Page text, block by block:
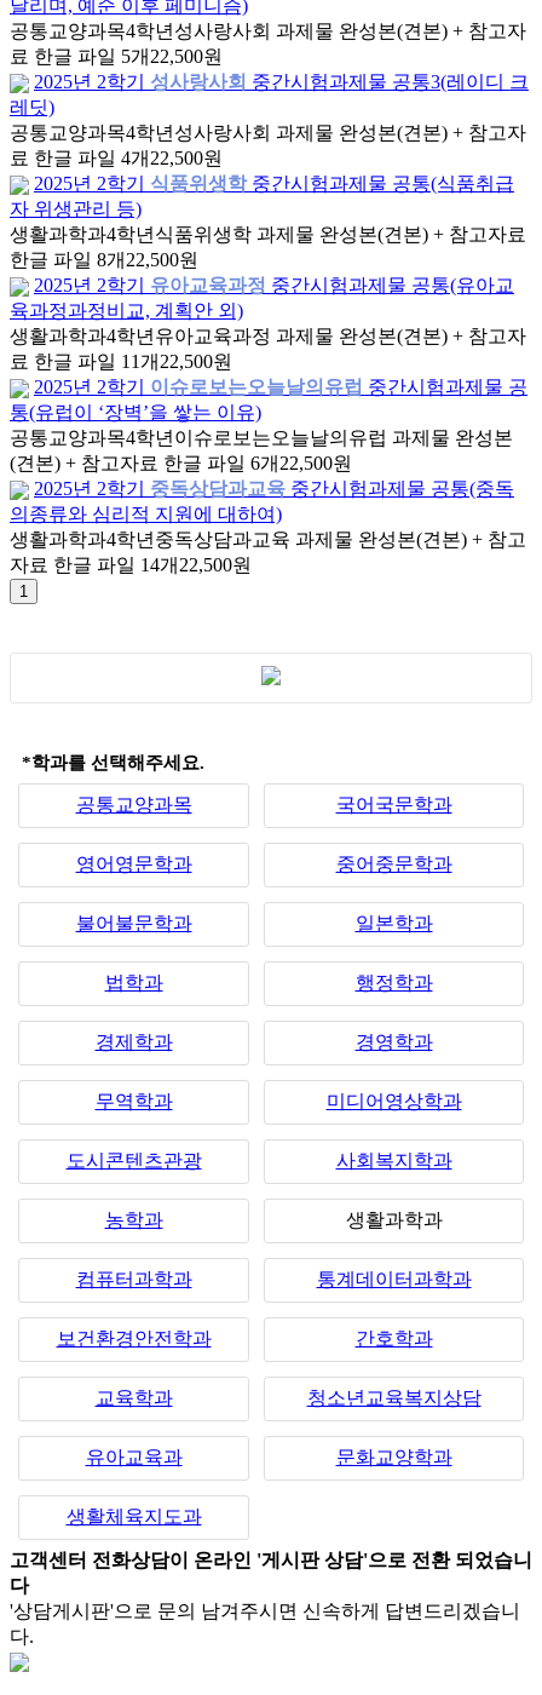
날리며, 예순 이후 페미니즘)
공통교양과목4학년 성사랑사회 과제물 완성본(견본) + 참고자
료 한글 파일 5개 22,500원
2025년 2학기
성사랑사회 중간시험과제물 공통3(레이디 크
레딧)
공통교양과목4학년 성사랑사회 과제물 완성본(견본) + 참고자
료 한글 파일 4개 22,500원
2025년 2학기
식품위생학 중간시험과제물 공통(식품취급
자 위생관리 등)
생활과학과4학년 식품위생학 과제물 완성본(견본) + 참고자료
한글 파일 8개 22,500원
2025년 2학기
유아교육과정 중간시험과제물 공통(유아교
육과정과정비교, 계획안 외)
생활과학과4학년 유아교육과정 과제물 완성본(견본) + 참고자
료 한글 파일 11개 22,500원
2025년 2학기
이슈로보는오늘날의유럽 중간시험과제물 공
통(유럽이 ‘장벽’을 쌓는 이유)
공통교양과목4학년 이슈로보는오늘날의유럽 과제물 완성본
(견본) + 참고자료 한글 파일 6개 22,500원
2025년 2학기
중독상담과교육 중간시험과제물 공통(중독
의종류와 심리적 지원에 대하여)
생활과학과4학년 중독상담과교육 과제물 완성본(견본) + 참고
자료 한글 파일 14개 22,500원
*학과를 선택해주세요.
공통교양과목 국어국문학과
영어영문학과 중어중문학과
불어불문학과 일본학과
법학과 행정학과
경제학과 경영학과
무역학과 미디어영상학과
도시콘텐츠관광 사회복지학과
농학과 생활과학과
컴퓨터과학과 통계데이터과학과
보건환경안전학과 간호학과
교육학과 청소년교육복지상담
유아교육과 문화교양학과
생활체육지도과
고객센터 전화상담이 온라인 '게시판 상담'으로 전환 되었습니
다
'상담게시판'으로 문의 남겨주시면 신속하게 답변드리겠습니
다.